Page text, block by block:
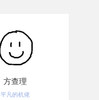
方查理
平凡的机佬